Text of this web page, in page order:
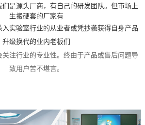
是源头厂商，有自己的研发团队。但市场上
生搬硬套的厂家有
实验室行业的从业者或凭抄袭获得自身产品
升级换代的业内老板们
注行业的专业性。终由于产品或售后问题导
致用户苦不堪言。